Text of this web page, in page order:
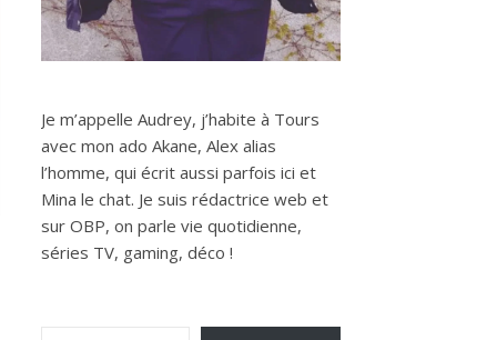
Je m’appelle Audrey, j’habite à Tours
avec mon ado Akane, Alex alias
l’homme, qui écrit aussi parfois ici et
Mina le chat. Je suis rédactrice web et
sur OBP, on parle vie quotidienne,
séries TV, gaming, déco !
Saisissez votre adresse e-mail…